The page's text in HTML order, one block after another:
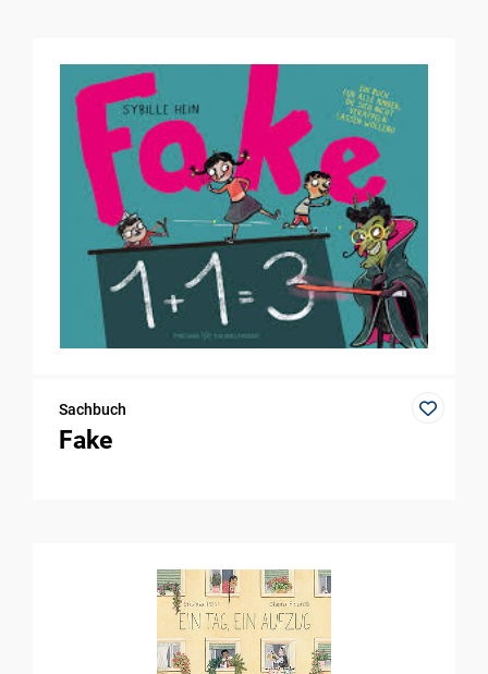
Sachbuch
Fake